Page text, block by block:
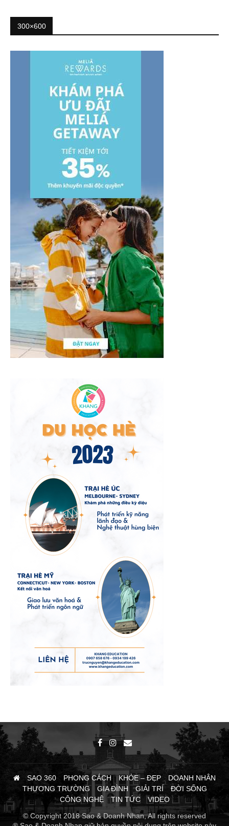
300×600
SAO 360 PHONG CÁCH KHỎE – ĐẸP
DOANH NHÂN
THƯƠNG TRƯỜNG
GIA ĐÌNH GIẢI TRÍ
ĐỜI SỐNG
CÔNG NGHỆ
TIN TỨC
VIDEO
© Copyright 2018 Sao & Doanh Nhan, All rights reserved